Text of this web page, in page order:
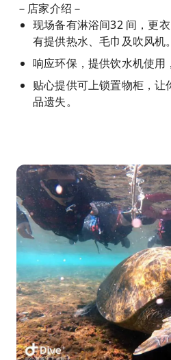
－店家介绍－
现场备有淋浴间32 间，更
有提供热水、毛巾及吹风机。
响应环保，提供饮水机使用
贴心提供可上锁置物柜，让
品遗失。